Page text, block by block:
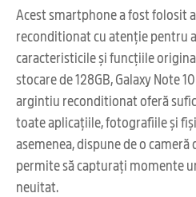
Acest smartphone a fost folosit
reconditionat cu atenție pentru
caracteristicile și funcțiile
stocare de 128GB, Galaxy Note
argintiu reconditionat oferă
toate aplicațiile, fotografiile și
asemenea, dispune de o
permite să capturați momente
neuitat.